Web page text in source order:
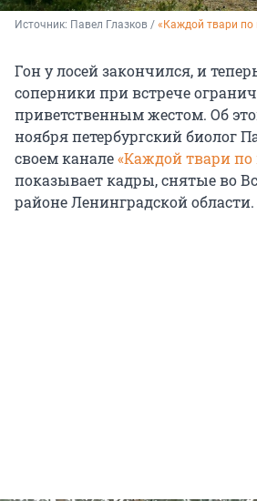
Источник: Павел Глазков / «Каждой твари по
Гон у лосей закончился, и
соперники при встрече
приветственным жестом. Об
ноября петербургский биолог
своем канале«Каждой твари по
показывает кадры, снятые во
районе Ленинградской области.